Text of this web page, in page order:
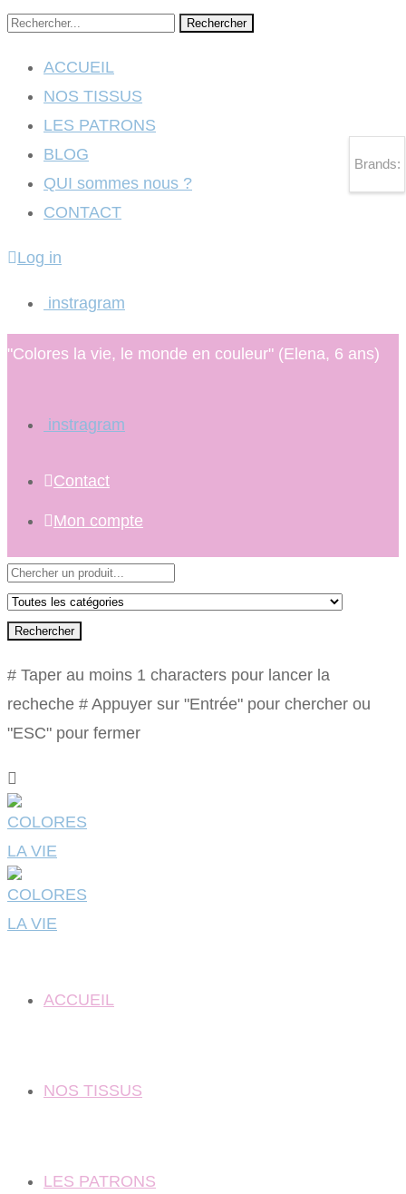
Rechercher
ACCUEIL
NOS TISSUS
LES PATRONS
BLOG
QUI sommes nous ?
CONTACT
Log in
instragram
"Colores la vie, le monde en couleur" (Elena, 6 ans)
instragram
Contact
Mon compte
Rechercher
# Taper au moins 1 characters pour lancer la
recheche # Appuyer sur "Entrée" pour chercher ou
"ESC" pour fermer
ACCUEIL
NOS TISSUS
LES PATRONS
Brands: